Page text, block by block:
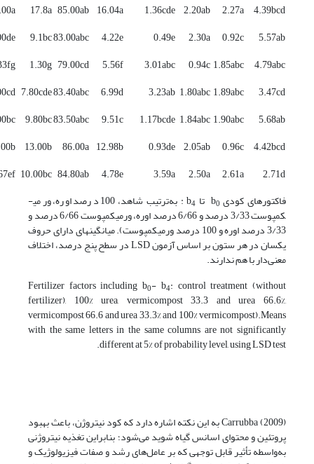
4.39bcd
2.27a
2.20ab
1.36cde
16.04a
85.00ab
17.8a
5.57ab
0.92c
2.30a
0.49e
4.22e
83.00abc
9.1bc
4.79abc
1.85abc
0.94c
3.01abc
5.56f
79.00cd
1.30g
3.47cd
1.89abc
1.80abc
3.23ab
6.99d
83.40abc
7.80cde
5.68ab
1.90abc
1.84abc
1.17bcde
9.51c
83.50abc
9.80bc
4.42bcd
0.96c
2.05ab
0.93de
12.98b
86.00a
13.00b
2.71d
2.61a
2.50a
3.59a
4.78e
84.80ab
10.00bc
فاکتورهای کودی b 0 تا b 4 : به‌ترتیب شاهد، 100 درصد اوره، ورمی­
کمپوست 3/33 درصد و 6/66 درصد اوره، ورمی­کمپوست 6/66 درصد و
3/33 درصد اوره و 100 درصد ورمی­کمپوست). میانگین های دارای حروف
یکسان در هر ستون بر اساس آزمون LSD در سطح پنج درصد، اختلاف
معنی‌دار با هم ندارند.
Fertilizer factors including b0- b4: control treatment (without
fertilizer), 100% urea, vermicompost 33.3 and urea 66.6%,
vermicompost 66.6 and urea 33.3% and 100% vermicompost).Means
with the same letters in the same columns are not significantly
different at 5% of probability level, using LSD test.
Carrubba (2009) به این نکته اشاره دارد که کود نیتروژن، باعث بهبود
پروتئین و محتوای اسانس گیاه شوید می‌شود؛ بنابراین تغذیه نیتروژنی
به‌واسطه تأثیر قابل توجهی که بر عامل‌های رشد و صفات فیزیولوژیک و